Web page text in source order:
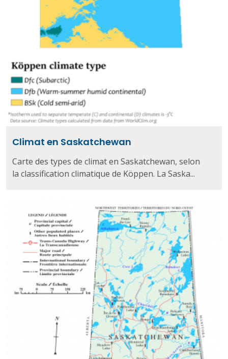
Climat en Saskatchewan
Carte des types de climat en Saskatchewan, selon
la classification climatique de Köppen. La Saska...